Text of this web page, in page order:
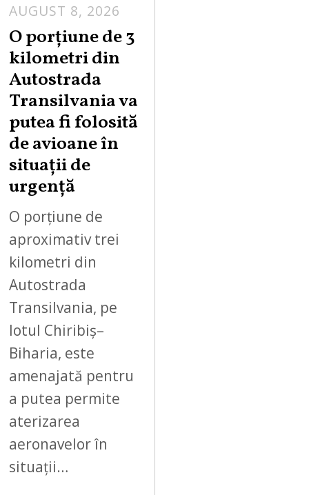
AUGUST 8, 2026
U
G
T
8
O porțiune de 3
kilometri din
Autostrada
Transilvania va
putea fi folosită
de avioane în
situații de
urgență
O porțiune de
aproximativ trei
kilometri din
Autostrada
Transilvania, pe
lotul Chiribiș–
Biharia, este
amenajată pentru
a putea permite
aterizarea
aeronavelor în
situații…